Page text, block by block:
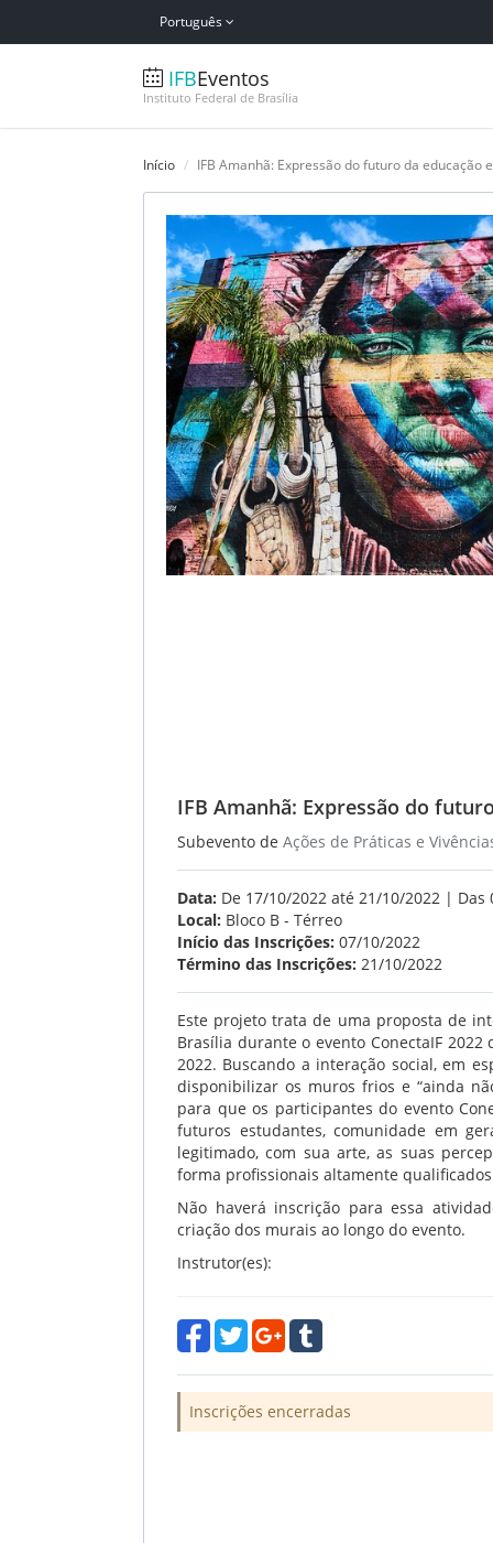
Português
IFBEventos
Instituto Federal de Brasília
Início IFB Amanhã: Expressão do futuro da educação
IFB Amanhã: Expressão do
Subevento de Ações de Práticas e
Data: De 17/10/2022 até 21/10/2022 | Das
Local: Bloco B - Térreo
Início das Inscrições: 07/10/2022
Término das Inscrições: 21/10/2022
Este projeto trata de uma proposta de
Brasília durante o evento ConectaIF
2022. Buscando a interação social, em
disponibilizar os muros frios e “ainda
para que os participantes do evento
futuros estudantes, comunidade em
legitimado, com sua arte, as suas
forma profissionais altamente
Não haverá inscrição para essa
criação dos murais ao longo do evento.
Instrutor(es):
Inscrições encerradas